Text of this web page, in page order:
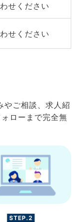
せください
せください
やご相談、求人紹
ローまで完全無
STEP.2